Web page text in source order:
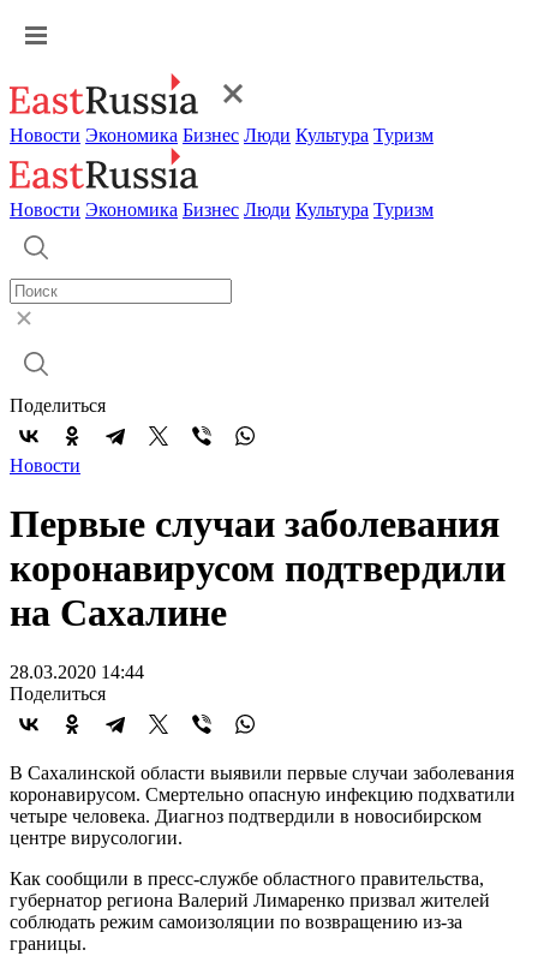
Новости Экономика Бизнес Люди Культура Туризм
Новости Экономика Бизнес Люди Культура Туризм
Поделиться
Новости
Первые случаи заболевания
коронавирусом подтвердили
на Сахалине
28.03.2020 14:44
Поделиться
В Сахалинской области выявили первые случаи заболевания
коронавирусом. Смертельно опасную инфекцию подхватили
четыре человека. Диагноз подтвердили в новосибирском
центре вирусологии.
Как сообщили в пресс-службе областного правительства,
губернатор региона Валерий Лимаренко призвал жителей
соблюдать режим самоизоляции по возвращению из-за
границы.